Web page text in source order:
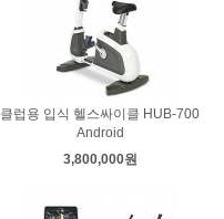
클럽용 입식 헬스싸이클 HUB-700
Android
3,800,000원